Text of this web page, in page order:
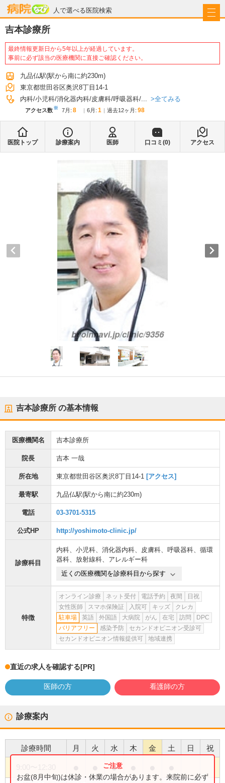
人で選べる医院検索
病院なび
吉本診療所
最終情報更新日から5年以上が経過しています。
事前に必ず該当の医療機関に直接ご確認ください。
九品仏駅(駅から南に約230m)
東京都世田谷区奥沢8丁目14-1
内科 小児科 消化器内科 皮膚科 呼吸器科 ... 全てみる
アクセス数※ 7月 : 8 6月 : 1 過去12ヶ月: 98
医院トップ 診療案内 医師 口コミ(0) アクセス
吉本診療所 の基本情報
医療機関名 吉本診療所
院長 吉本 一哉
所在地 東京都世田谷区奥沢8丁目14-1 [アクセス]
最寄駅 九品仏駅(駅から南に約230m)
電話 03-3701-5315
公式HP http://yoshimoto-clinic.jp/
診療科目
内科、 小児科、 消化器内科、 皮膚科、 呼吸器科、 循環
器科、 放射線科、 アレルギー科
近くの医療機関を診療科目から探す
特徴
オンライン診療 ネット受付 電話予約 夜間
日祝
女性医師
スマホ保険証 入院可 キッズ
クレカ
駐車場
英語 外国語 大病院 がん 在宅 訪問
DPC
バリアフリー
感染予防
セカンドオピニオン受診可
セカンドオピニオン情報提供可
地域連携
直近の求人を確認する[PR]
医師の方 看護師の方
診療案内
診療時間 月 火 水 木 金 土 日 祝
●
お盆(8月中旬)は休診・休業の場合があります。来院前に必ず